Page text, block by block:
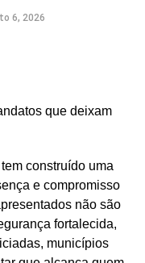
6, 2026
que deixam
construído uma
e compromisso
não são
fortalecida,
municípios